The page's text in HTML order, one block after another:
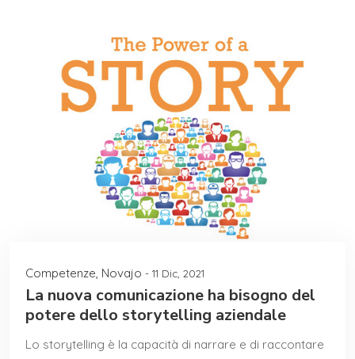
Competenze, Novajo - 11 Dic, 2021
La nuova comunicazione ha bisogno del
potere dello storytelling aziendale
Lo storytelling è la capacità di narrare e di raccontare